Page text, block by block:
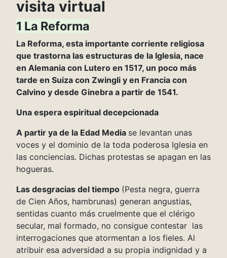
visita virtual
1 La Reforma
La Reforma, esta importante corriente religiosa
que trastorna las estructuras de la Iglesia, nace
en Alemania con Lutero en 1517, un poco más
tarde en Suiza con Zwingli y en Francia con
Calvino y desde Ginebra a partir de 1541.
Una espera espiritual decepcionada
A partir ya de la Edad Media se levantan unas
voces y el dominio de la toda poderosa Iglesia en
las conciencias. Dichas protestas se apagan en las
hogueras.
Las desgracias del tiempo (Pesta negra, guerra
de Cien Años, hambrunas) generan angustias,
sentidas cuanto más cruelmente que el clérigo
secular, mal formado, no consigue contestar las
interrogaciones que atormentan a los fieles. Al
atribuir esa adversidad a su propia indignidad y a